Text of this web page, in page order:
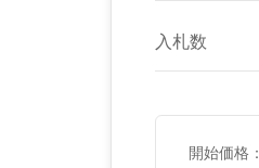
入札数
開始価格：